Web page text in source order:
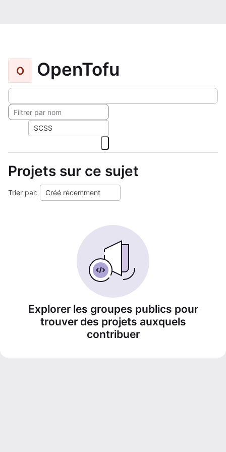
O OpenTofu
SCSS
Projets sur ce sujet
Trier par: Créé récemment
Explorer les groupes publics pour
trouver des projets auxquels
contribuer